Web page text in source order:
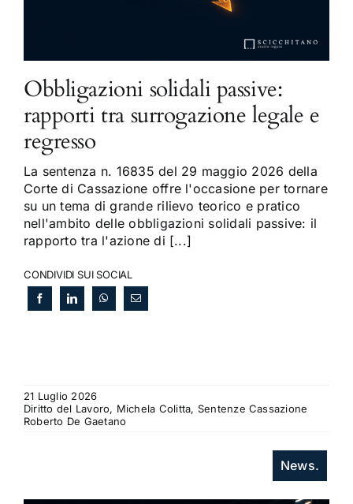
Obbligazioni solidali passive:
rapporti tra surrogazione legale e
regresso
La sentenza n. 16835 del 29 maggio 2026 della
Corte di Cassazione offre l'occasione per tornare
su un tema di grande rilievo teorico e pratico
nell'ambito delle obbligazioni solidali passive: il
rapporto tra l'azione di [...]
CONDIVIDI SUI SOCIAL
21 Luglio 2026
Diritto del Lavoro, Michela Colitta, Sentenze Cassazione
Roberto De Gaetano
News.